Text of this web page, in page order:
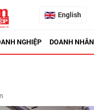
English
NGHIỆP DOANH NHÂN